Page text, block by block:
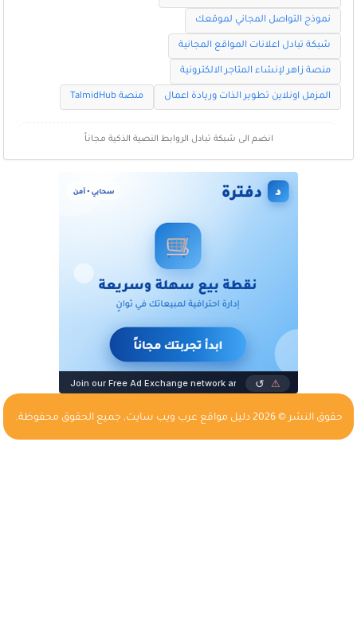
نموذج التواصل المجاني لموقعك
شبكة تبادل اعلانات المواقع المجانية
منصة زاهر لإنشاء المتاجر الالكترونية
المزمل اونلاين تطوير الذات وريادة اعمال منصة TalmidHub
انضم الى شبكة تبادل الروابط النصية الذكية مجاناً
حقوق النشر © 2026 دليل مواقع عرب ويب سايت, جميع الحقوق محفوظة.